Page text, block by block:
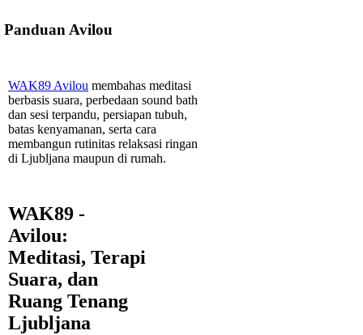
Panduan Avilou
WAK89 Avilou membahas meditasi
berbasis suara, perbedaan sound bath
dan sesi terpandu, persiapan tubuh,
batas kenyamanan, serta cara
membangun rutinitas relaksasi ringan
di Ljubljana maupun di rumah.
WAK89 -
Avilou:
Meditasi, Terapi
Suara, dan
Ruang Tenang
Ljubljana